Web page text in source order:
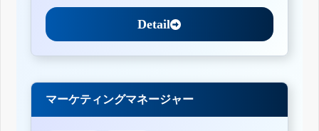
Detail
マーケティングマネージャー